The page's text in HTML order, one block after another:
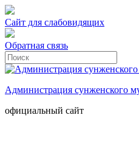
Сайт для слабовидящих
Обратная связь
Администрация сунженского
официальный сайт